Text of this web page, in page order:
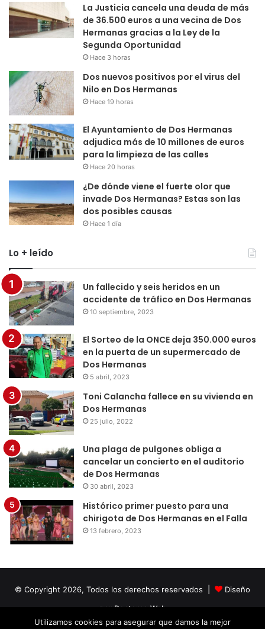
La Justicia cancela una deuda de más
de 36.500 euros a una vecina de Dos
Hermanas gracias a la Ley de la
Segunda Oportunidad
Hace 3 horas
Dos nuevos positivos por el virus del
Nilo en Dos Hermanas
Hace 19 horas
El Ayuntamiento de Dos Hermanas
adjudica más de 10 millones de euros
para la limpieza de las calles
Hace 20 horas
¿De dónde viene el fuerte olor que
invade Dos Hermanas? Estas son las
dos posibles causas
Hace 1 día
Lo + leído
Un fallecido y seis heridos en un
accidente de tráfico en Dos Hermanas
10 septiembre, 2023
El Sorteo de la ONCE deja 350.000 euros
en la puerta de un supermercado de
Dos Hermanas
5 abril, 2023
Toni Calancha fallece en su vivienda en
Dos Hermanas
25 julio, 2022
Una plaga de pulgones obliga a
cancelar un concierto en el auditorio
de Dos Hermanas
30 abril, 2023
Histórico primer puesto para una
chirigota de Dos Hermanas en el Falla
13 febrero, 2023
© Copyright 2026, Todos los derechos reservados |
Diseño
por Doctores Web
Utilizamos cookies para asegurar que damos la mejor